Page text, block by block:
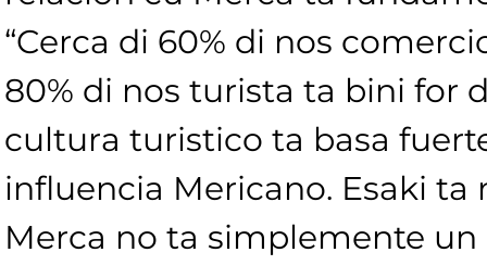
“Cerca di 60% di nos
80% di nos turista ta bini for
cultura turistico ta basa
influencia Mericano. Esaki
Merca no ta simplemente un